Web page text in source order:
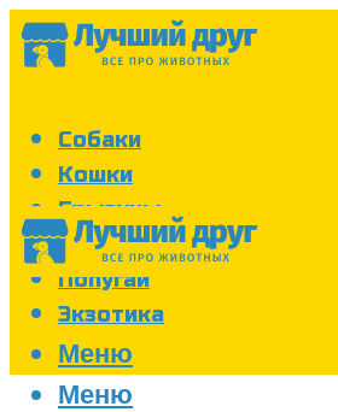
Собаки
Кошки
Грызуны
Аквариум
Попугаи
Экзотика
Меню
Меню